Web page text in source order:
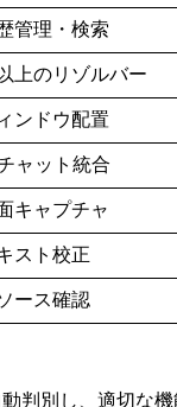
管理・検索
上のリゾルバー
ンドウ配置
ャット統合
キャプチャ
スト校正
ース確認
判別し、適切な